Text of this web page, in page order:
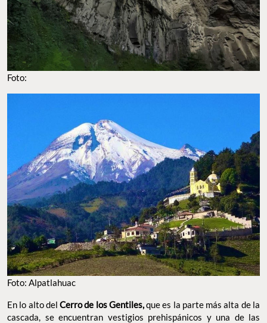
Foto:
Foto: Alpatlahuac
En lo alto delCerro de los Gentiles,que es la parte más alta de la
cascada, se encuentran vestigios prehispánicos y una de las